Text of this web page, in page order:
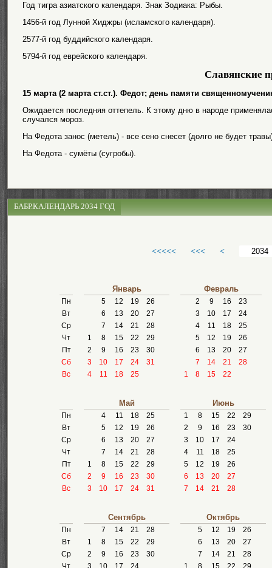
Год тигра азиатского календаря. Знак Зодиака: Рыбы.
1456-й год Лунной Хиджры (исламского календаря).
2577-й год буддийского календаря.
5794-й год еврейского календаря.
Славянские
15 марта (2 марта ст.ст.). Федот; день памяти
Ожидается последняя оттепель. К этому дню в народе
случался мороз.
На Федота занос (метель) - все сено снесет (долго не будет
На Федота - сумёты (сугробы).
БАБР.КАЛЕНДАРЬ 2034 ГОД
<<<<< <<< <
Пн
Вт
Ср
Чт
Пт
Сб
Вс
Январь
5 12 19
26
6
13 20
27
7
14 21
28
1
8 15 22
29
2
9 16 23
30
3
10 17 24
31
4
11 18 25
Февраль
2 9 16
23
3
10 17
24
4
11 18
25
5
12 19
26
6
13 20
27
7
14 21
28
1
8 15 22
Пн
Вт
Ср
Чт
Пт
Сб
Вс
Май
4 11 18
25
5
12 19
26
6
13 20
27
7
14 21
28
1
8 15 22
29
2
9 16 23
30
3
10 17 24 31
Июнь
1 8 15 22
29
2
9 16 23
30
3
10 17
24
4
11 18
25
5
12 19
26
6
13 20
27
7
14 21 28
Пн
Вт
Ср
Чт
Сентябрь
7 14 21
28
1
8 15 22
29
2
9 16 23
30
3
10 17
24
Октябрь
5 12 19
26
6
13 20
27
7
14 21
28
1
8 15 22
29